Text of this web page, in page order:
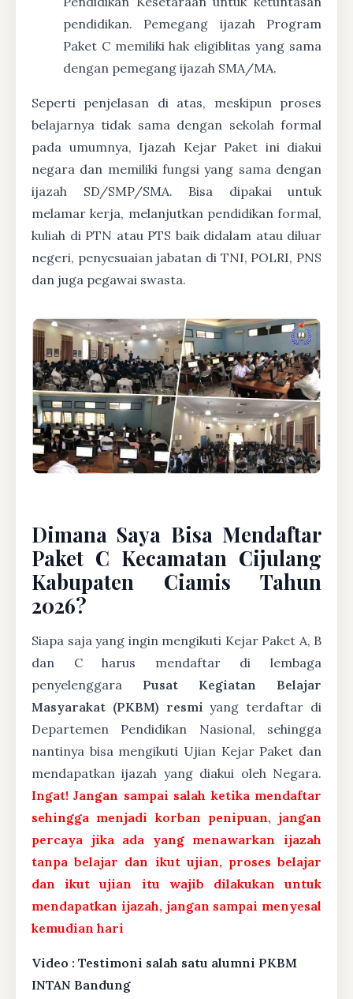
pendidikan. Pemegang ijazah Program
Paket C memiliki hak eligiblitas yang sama
dengan pemegang ijazah SMA/MA.
Seperti penjelasan di atas, meskipun proses
belajarnya tidak sama dengan sekolah formal
pada umumnya, Ijazah Kejar Paket ini diakui
negara dan memiliki fungsi yang sama dengan
ijazah SD/SMP/SMA. Bisa dipakai untuk
melamar kerja, melanjutkan pendidikan formal,
kuliah di PTN atau PTS baik didalam atau diluar
negeri, penyesuaian jabatan di TNI, POLRI, PNS
dan juga pegawai swasta.
Dimana Saya Bisa Mendaftar
Paket C Kecamatan Cijulang
Kabupaten Ciamis Tahun
2026?
Siapa saja yang ingin mengikuti Kejar Paket A, B
dan C harus mendaftar di lembaga
penyelenggara Pusat Kegiatan Belajar
Masyarakat (PKBM) resmi yang terdaftar di
Departemen Pendidikan Nasional, sehingga
nantinya bisa mengikuti Ujian Kejar Paket dan
mendapatkan ijazah yang diakui oleh Negara.
Ingat! Jangan sampai salah ketika mendaftar
sehingga menjadi korban penipuan, jangan
percaya jika ada yang menawarkan ijazah
tanpa belajar dan ikut ujian, proses belajar
dan ikut ujian itu wajib dilakukan untuk
mendapatkan ijazah, jangan sampai menyesal
kemudian hari
Video : Testimoni salah satu alumni PKBM
INTAN Bandung